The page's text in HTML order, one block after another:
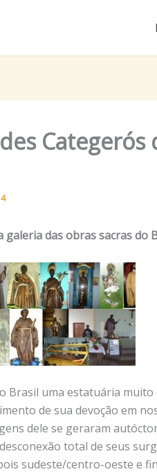
Categerós
das obras sacras do
Brasil uma estatuária muito
de sua devoção em
dele se geraram
total de seus
sudeste/centro-oeste e